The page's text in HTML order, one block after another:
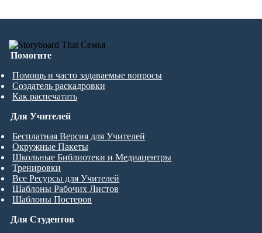
Помогите
Помощь и часто задаваемые вопросы
Создатель раскадровки
Как распечатать
Для Студентов
Для Учителей
Бесплатная Версия для Учителей
Окружные Пакеты
Школьные Библиотеки и Медиацентры
Тренировки
Все Ресурсы для Учителей
Шаблоны Рабочих Листов
Шаблоны Постеров